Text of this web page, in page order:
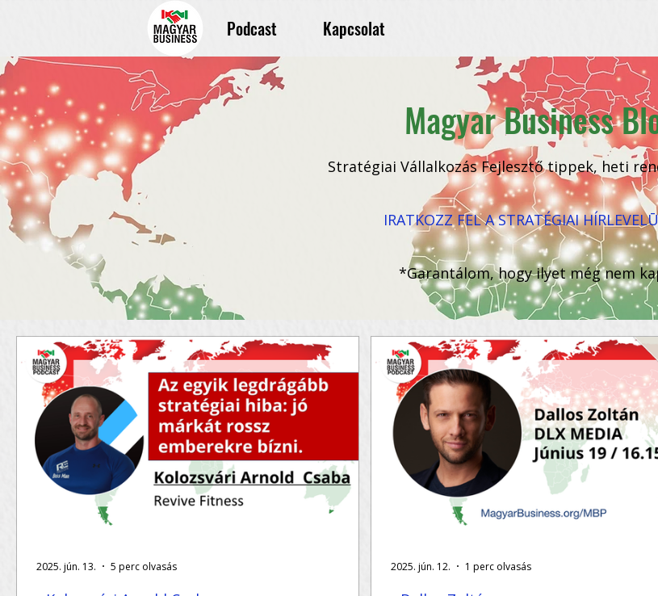
Podcast Kapcsolat
Magyar Business
Stratégiai Vállalkozás Fejlesztő tippek, heti
IRATKOZZ FEL A STRATÉGIAI
*Garantálom, hogy ilyet még nem
2025. jún. 13. 5 perc olvasás 2025. jún. 12. 1 perc olvasás